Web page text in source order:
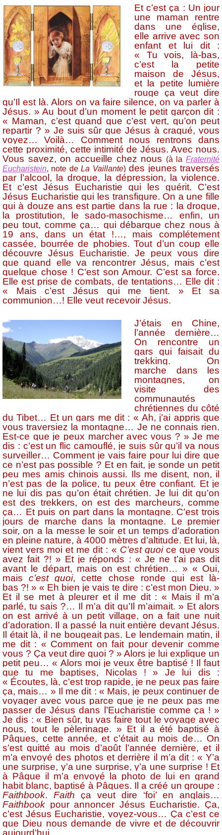
Et c’est ça : Un jour
une maman rentre
dans une église,
elle arrive avec son
enfant et lui dit :
« Tu vois, là-bas,
c’est la petite
maison de Jésus,
et la petite lumière
rouge ça veut dire
qu’Il est là. Alors on va faire silence, on va parler à
Jésus. » Au bout d’un moment le petit garçon dit :
« Maman, c’est quand que c’est vert, qu’on peut
repartir ? » Je suis sûr que Jésus à craqué, vous
voyez… Voilà… Comment nous rentrons dans
cette proximité, cette intimité de Jésus. Avec nous.
Vous savez, on accueille chez nous (à la Fraternité
Eucharistein, note deLa Vaillante)des jeunes traversés
par l’alcool, la drogue, la dépression, la violence.
Et c’est Jésus Eucharistie qui les guérit. C’est
Jésus Eucharistie qui les transfigure. On a une fille
qui à douze ans est partie dans la rue : la drogue,
la prostitution, le sado-masochisme… enfin, un
peu tout, comme ça… qui débarque chez nous à
19 ans, dans un état !…, mais complétement
cassée, bourrée de phobies. Tout d’un coup elle
découvre Jésus Eucharistie. Je peux vous dire
que quand elle va rencontrer Jésus, mais c’est
quelque chose ! C’est son Amour. C’est sa force.
Elle est prise de combats, de tentations… Elle dit :
« Mais c’est Jésus qui me tient. » Et sa
communion…! Elle veut recevoir Jésus.
J’étais en Chine,
l’année dernière…
On rencontre un
gars qui faisait du
trekking. On
marche dans les
montagnes, on
visite des
communautés
chrétiennes du côté
du Tibet… Et un gars me dit : « Ah, j’ai appris que
vous traversiez la montagne… Je ne connais rien.
Est-ce que je peux marcher avec vous ? » Je me
dis : c’est un flic camouflé, je suis sûr qu’il va nous
surveiller… Comment je vais faire pour lui dire que
ce n’est pas possible ? Et en fait, je sonde un petit
peu mes amis chinois aussi. Ils me disent, non, il
n’est pas de la police, tu peux être confiant. Et je
ne lui dis pas qu’on était chrétien. Je lui dit qu’on
est des trekkers, on est des marcheurs, comme
ça… Et puis on part dans la montagne. C’est trois
jours de marche dans la montagne. Le premier
soir, on a la messe le soir et un temps d’adoration
en pleine nature, à 4000 mètres d’altitude. Et lui, là,
vient vers moi et me dit : « C’est quoice que vous
avez fait ?! » Et je réponds : « Je ne t’ai pas dit
avant le départ, mais on est chrétien… » « Oui,
maisc’est quoi, cette chose ronde qui est là-
bas ?! » « Eh bien je vais te dire : c’est mon Dieu. »
Et il se met à pleurer et il me dit : « Mais il m’a
parlé, tu sais ?… Il m’a dit qu’Il m’aimait. » Et alors
on est arrivé à un petit village, on a fait une nuit
d’adoration. Il a passé la nuit entière devant Jésus.
Il était là, il ne bougeait pas. Le lendemain matin, il
me dit : « Comment on fait pour devenir comme
vous ? Ça veut dire quoi ? » Alors je lui explique un
petit peu… « Alors moi je veux être baptisé ! Il faut
que tu me baptises, Nicolas ! » Je lui dis :
« Écoutes, là, c’est trop rapide, je ne peux pas faire
ça, mais… » Il me dit : « Mais, je peux continuer de
voyager avec vous parce que je ne peux pas me
passer de Jésus dans l’Eucharistie comme ça ! »
Je dis : « Bien sûr, tu vas faire tout le voyage avec
nous, tout le pèlerinage. » Et il a été baptisé à
Pâques, cette année, et c’était au mois de… On
s’est quitté au mois d’août l’année dernière, et il
m’a envoyé des photos et derrière il m’a dit : « Y’a
une surprise, y’a une surprise, y’a une surprise ! Et
à Pâque il m’a envoyé la photo de lui en grand
habit blanc, baptisé à Pâques. Il a créé un groupe :
Faithbook. Faith ça veut dire ‘foi’ en anglais…
Faithbook pour annoncer Jésus Eucharistie. Ça,
c’est Jésus Eucharistie, voyez-vous… Ça c’est ce
que Dieu nous demande de vivre et de découvrir
aujourd’hui.